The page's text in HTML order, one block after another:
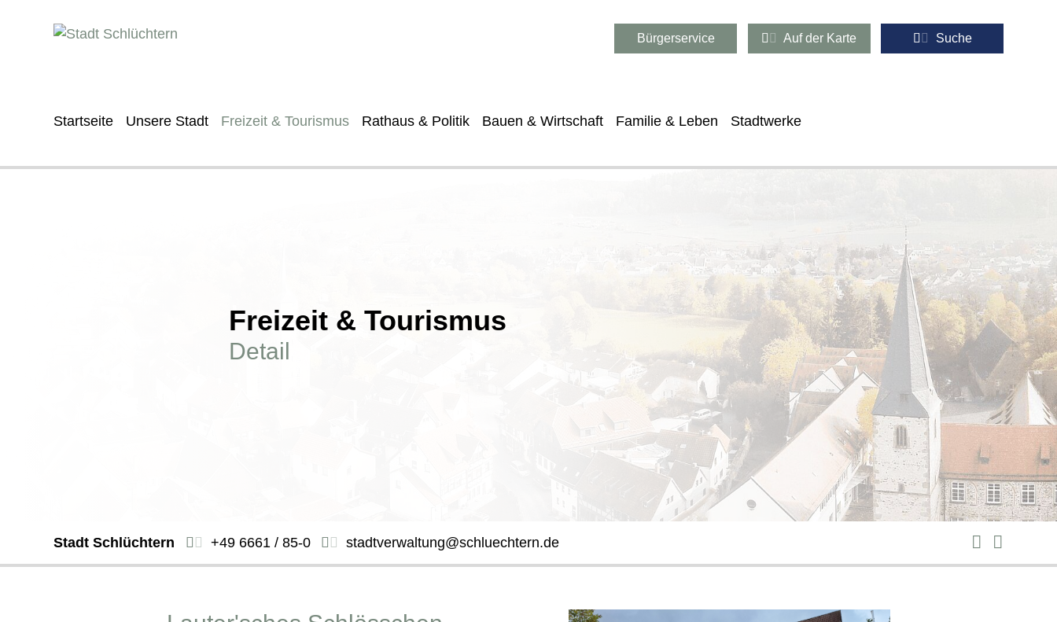
Bürgerservice Auf der Karte Suche
Startseite Unsere Stadt Freizeit & Tourismus Rathaus & Politik Bauen & Wirtschaft Familie & Leben Stadtwerke
Freizeit & Tourismus
Detail
Stadt Schlüchtern +49 6661 / 85-0 stadtverwaltung@schluechtern.de